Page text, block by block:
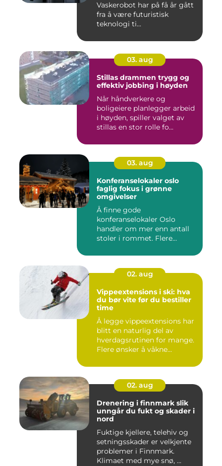
Vaskerobot har på få år gått
fra å være futuristisk
teknologi ti...
03. aug
Stillas drammen trygg og
effektiv jobbing i høyden
Når håndverkere og
boligeiere planlegger arbeid
i høyden, spiller valget av
stillas en stor rolle fo...
03. aug
Konferanselokaler oslo
faglig fokus i grønne
omgivelser
Å finne gode
konferanselokaler Oslo
handler om mer enn antall
stoler i rommet. Flere
02. aug
Vippeextensions i ski: hva
du bør vite før du bestiller
time
Å legge vippeextensions har
blitt en naturlig del av
hverdagsrutinen for mange.
Flere ønsker å våkne...
02. aug
Drenering i finnmark slik
unngår du fukt og skader i
nord
Fuktige kjellere, telehiv og
setningsskader er velkjente
problemer i Finnmark.
Klimaet med mye snø, ...